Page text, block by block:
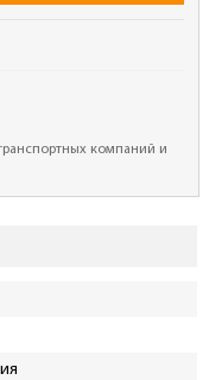
компаний и